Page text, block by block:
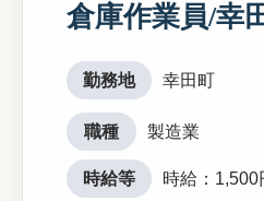
倉庫作業員/幸
勤務地 幸田町
職種 製造業
時給等 時給：1,500